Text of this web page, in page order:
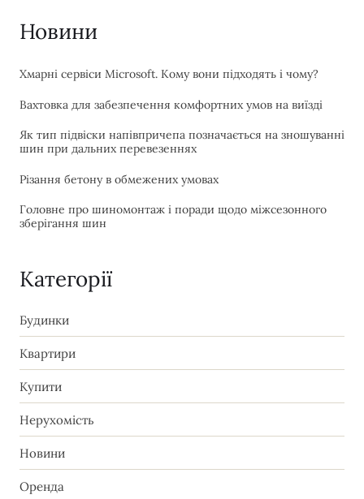
Новини
Хмарні сервіси Microsoft. Кому вони підходять і чому?
Вахтовка для забезпечення комфортних умов на виїзді
Як тип підвіски напівпричепа позначається на зношуванні
шин при дальних перевезеннях
Різання бетону в обмежених умовах
Головне про шиномонтаж і поради щодо міжсезонного
зберігання шин
Категорії
Будинки
Квартири
Купити
Нерухомість
Новини
Оренда